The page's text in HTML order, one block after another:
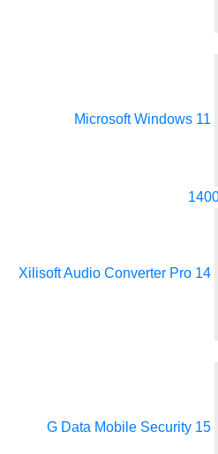
Microsoft Windows 11
Xilisoft Audio Converter Pro14
G Data Mobile Security15